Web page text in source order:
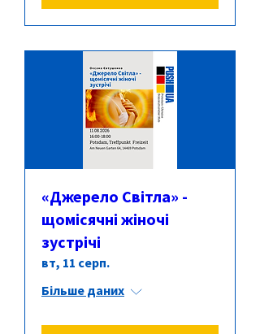
«Джерело Світла» -
щомісячні жіночі
зустрічі
вт, 11 серп.
Більше даних